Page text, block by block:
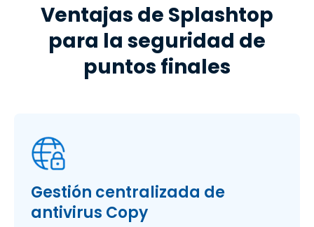
Ventajas de Splashtop
para la seguridad de
puntos finales
Gestión centralizada de
antivirus Copy